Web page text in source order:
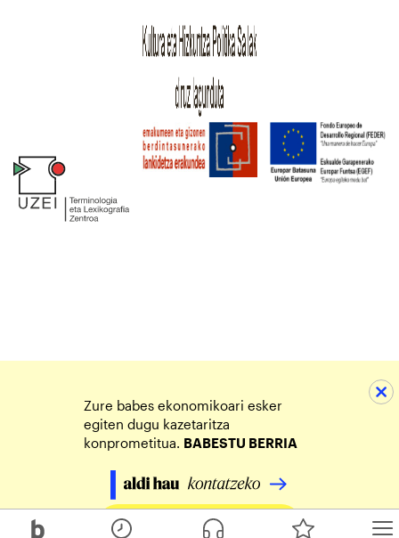
Zure babes ekonomikoari esker
egiten dugu kazetaritza
konprometitua. BABESTU BERRIA
Egin zure ekarpena